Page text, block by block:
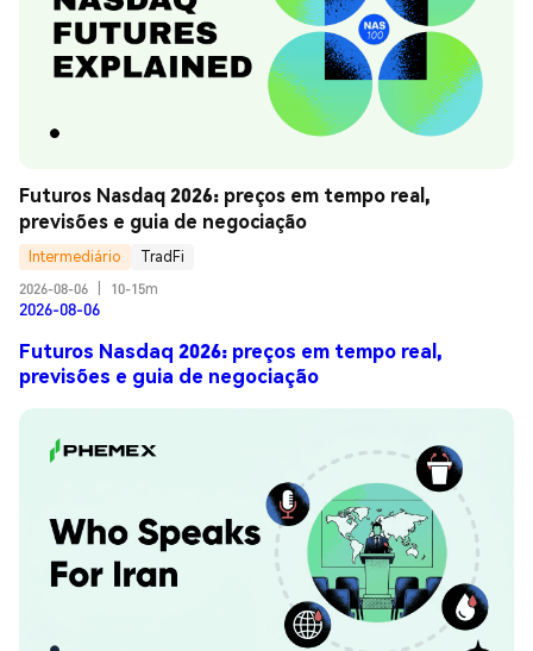
Futuros Nasdaq 2026: preços em tempo real,
previsões e guia de negociação
Intermediário
TradFi
2026-08-06
10-15m
2026-08-06
Futuros Nasdaq 2026: preços em tempo real,
previsões e guia de negociação